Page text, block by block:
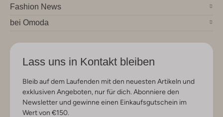
Fashion News
bei Omoda
Lass uns in Kontakt bleiben
Bleib auf dem Laufenden mit den neuesten Artikeln und
exklusiven Angeboten, nur für dich. Abonniere den
Newsletter und gewinne einen Einkaufsgutschein im
Wert von €150.